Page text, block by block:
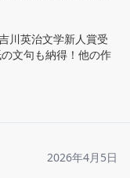
川英治文学新人賞受
文句も納得！他の作
2026年4月5日